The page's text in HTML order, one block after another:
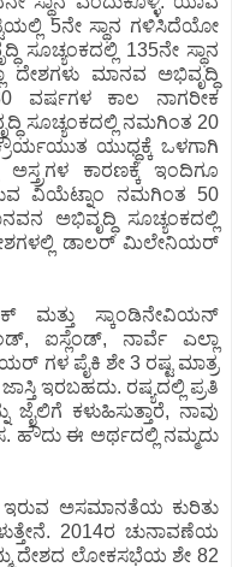
5ನೇ ಸ್ಥಾನ ಗಳಿಸಿದೆಯೋ
135ನೇ ಸ್ಥಾನ
ದೇಶಗಳು ಮಾನವ ಅಭಿವೃದ್ಧಿ
ವರ್ಷಗಳ ಕಾಲ ನಾಗರೀಕ
ಸೂಚ್ಯಂಕದಲ್ಲಿ ನಮಗಿಂತ 20
ಯುಧ್ಧಕ್ಕೆ ಒಳಗಾಗಿ
ಕಾರಣಕ್ಕೆ ಇಂದಿಗೂ
ವಿಯೆಟ್ನಾಂ ನಮಗಿಂತ 50
ಅಭಿವೃದ್ಧಿ ಸೂಚ್ಯಂಕದಲ್ಲಿ
ಡಾಲರ್ ಮಿಲೇನಿಯರ್
ಮತ್ತು ಸ್ಕಾಂಡಿನೇವಿಯನ್
ಐಸ್ಲೆಂಡ್, ನಾರ್ವೆ ಎಲ್ಲಾ
ಗಳ ಪೈಕಿ ಶೇ 3 ರಷ್ಟ ಮಾತ್ರ
ಇರಬಹದು. ರಷ್ಯದಲ್ಲಿ ಪ್ರತಿ
ಜೈಲಿಗೆ ಕಳುಹಿಸುತ್ತಾರೆ, ನಾವು
ಹೌದು ಈ ಅರ್ಥದಲ್ಲಿ ನಮ್ಮದು
ಅಸಮಾನತೆಯ ಕುರಿತು
2014ರ ಚುನಾವಣೆಯ
ದೇಶದ ಲೋಕಸಭೆಯ ಶೇ 82